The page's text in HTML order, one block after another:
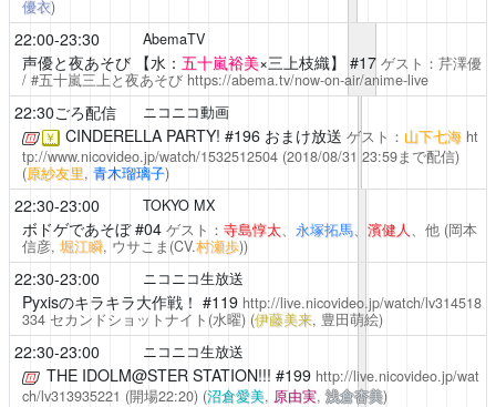
優衣)
22:00-23:30 AbemaTV
声優と夜あそび【水： 五十嵐裕美×三上枝織】 #17 ゲスト： 芹澤優
/ #五十嵐三上と夜あそび https://abema.tv/now-on-air/anime-live
22:30ごろ配信 ニコニコ動画
￥ CINDERELLA PARTY! #196 おまけ放送 ゲスト： 山下七海 ht
tp://www.nicovideo.jp/watch/1532512504(2018/08/31 23:59まで配信)
(原紗友里, 青木瑠璃子)
22:30-23:00 TOKYO MX
ボドゲであそぼ#04 ゲスト： 寺島惇太、 永塚拓馬、 濱健人、他 (岡本
信彦, 堀江瞬, ウサこま(CV.村瀬歩))
22:30-23:00 ニコニコ生放送
Pyxisのキラキラ大作戦！ #119 http://live.nicovideo.jp/watch/lv314518
334セカンドショットナイト(水曜) (伊藤美来, 豊田萌絵)
22:30-23:00 ニコニコ生放送
THE IDOLM@STER STATION!!! #199 http://live.nicovideo.jp/wat
ch/lv313935221 (開場22:20) (沼倉愛美, 原由実,浅倉杏美)